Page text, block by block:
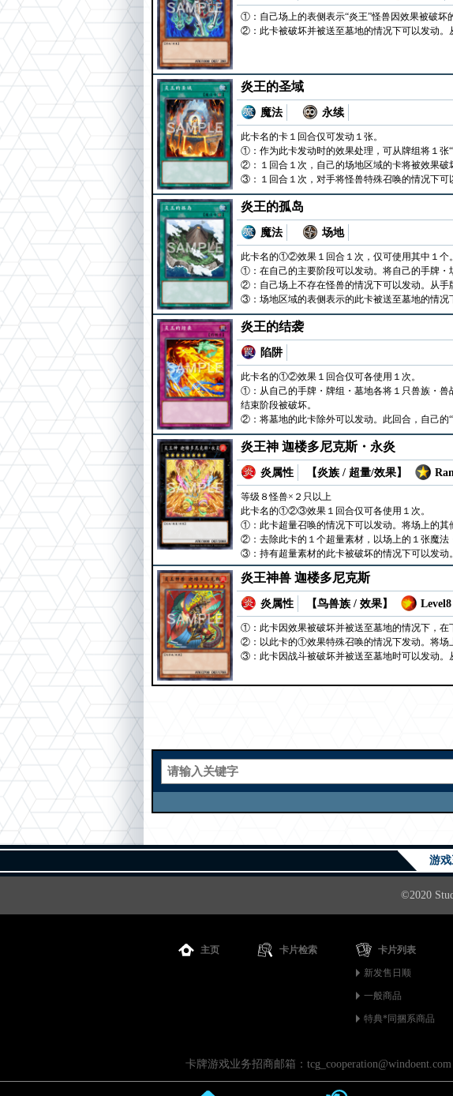
①：自己场上的表侧表示“炎王”怪兽因效果被破坏
②：此卡被破坏并被送至墓地的情况下可以发动。
炎王的圣域
魔法 永续
此卡名的卡１回合仅可发动１张。
①：作为此卡发动时的效果处理，可从牌组将１张
②：１回合１次，自己的场地区域的卡将被效果破
③：１回合１次，对手将怪兽特殊召唤的情况下可
炎王的孤岛
魔法 场地
此卡名的①②效果１回合１次，仅可使用其中１个。
①：在自己的主要阶段可以发动。将自己的手牌・
②：自己场上不存在怪兽的情况下可以发动。从手
③：场地区域的表侧表示的此卡被送至墓地的情况
炎王的结袭
陷阱
此卡名的①②效果１回合仅可各使用１次。
①：从自己的手牌・牌组・墓地各将１只兽族・兽
结束阶段被破坏。
②：将墓地的此卡除外可以发动。此回合，自己的
炎王神 迦楼多尼克斯・永炎
炎属性 【炎族 / 超量/效果】
等级８怪兽×２只以上
此卡名的①②③效果１回合仅可各使用１次。
①：此卡超量召唤的情况下可以发动。将场上的其
②：去除此卡的１个超量素材，以场上的１张魔法
③：持有超量素材的此卡被破坏的情况下可以发动
炎王神兽 迦楼多尼克斯
炎属性 【鸟兽族 / 效果】 Level8
①：此卡因效果被破坏并被送至墓地的情况下，在
②：以此卡的①效果特殊召唤的情况下发动。将场
③：此卡因战斗被破坏并被送至墓地时可以发动。
游
©2020
主页 卡片检索 卡片列表
新发售日顺
一般商品
特典*同捆系商品
卡牌游戏业务招商邮箱：tcg_cooperation@windoent.com